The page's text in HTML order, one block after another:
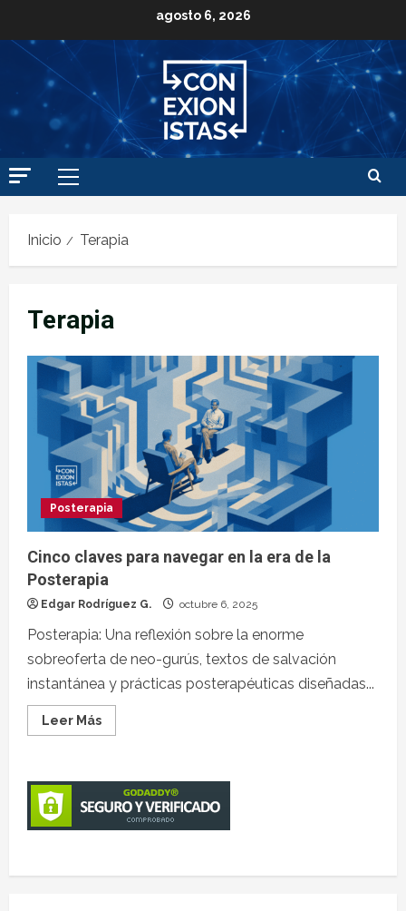
agosto 6, 2026
Inicio Terapia
Terapia
Posterapia
Cinco claves para navegar en la era de la
Posterapia
Edgar Rodríguez G. octubre 6, 2025
Posterapia: Una reflexión sobre la enorme
sobreoferta de neo-gurús, textos de salvación
instantánea y prácticas posterapéuticas diseñadas...
Leer Más